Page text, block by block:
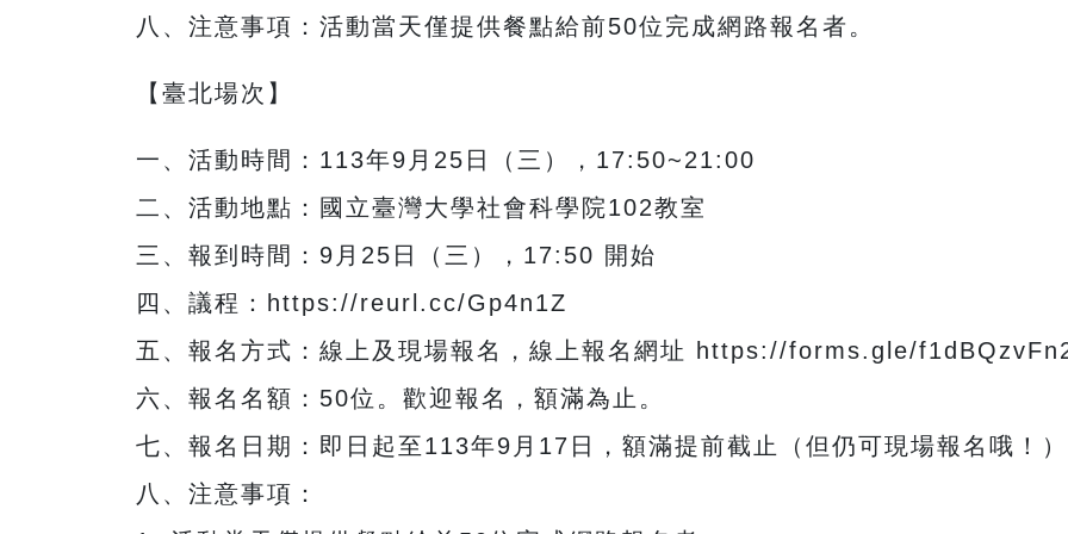
八、注意事項：活動當天僅提供餐點給前50位完成網路報名者。
【臺北場次】
一、活動時間：113年9月25日（三），17:50~21:00
二、活動地點：國立臺灣大學社會科學院102教室
三、報到時間：9月25日（三），17:50 開始
四、議程：https://reurl.cc/Gp4n1Z
五、報名方式：線上及現場報名，線上報名網址 https://forms.gle/
六、報名名額：50位。歡迎報名，額滿為止。
七、報名日期：即日起至113年9月17日，額滿提前截止（但仍可現場報名哦！）
八、注意事項：